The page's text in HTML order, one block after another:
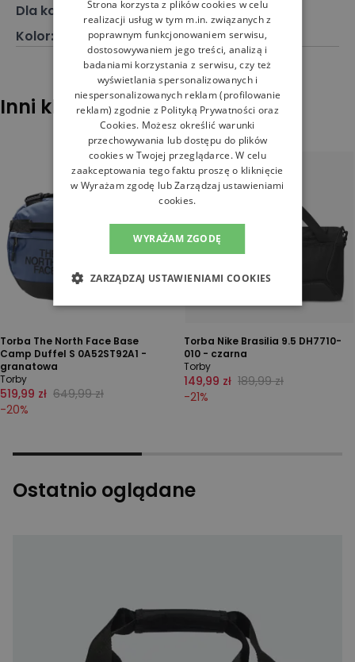
Dla kogo
Dla niego, Dla niej
Kolor: Czarny
Inni klienci sprawdzali również
Torba The North Face Base
Camp Duffel S 0A52ST92A1 -
granatowa
Torby
519,99 zł 649,99 zł
-20%
Torba Nike Brasilia 9.5 DH7710-
010 - czarna
Torby
149,99 zł 189,99 zł
-21%
Ostatnio oglądane
Strona korzysta z plików cookies w celu
realizacji usług w tym m.in. związanych z
poprawnym funkcjonowaniem serwisu,
dostosowywaniem jego treści, analizą i
badaniami korzystania z serwisu, czy też
wyświetlania spersonalizowanych i
niespersonalizowanych reklam (profilowanie
reklam) zgodnie z Polityką Prywatności oraz
Cookies. Możesz określić warunki
przechowywania lub dostępu do plików
cookies w Twojej przeglądarce. W celu
zaakceptowania tego faktu proszę o kliknięcie
w Wyrażam zgodę lub Zarządzaj ustawieniami
cookies.
WYRAŻAM ZGODĘ
ZARZĄDZAJ USTAWIENIAMI COOKIES